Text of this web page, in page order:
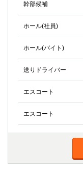
幹部候補
ホール(社員)
ホール(バイト)
送りドライバー
エスコート
エスコート